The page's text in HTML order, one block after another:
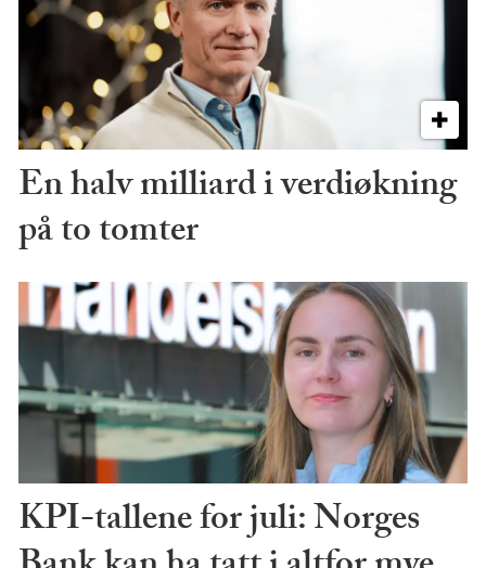
En halv milliard i verdiøkning
på to tomter
KPI-tallene for juli: Norges